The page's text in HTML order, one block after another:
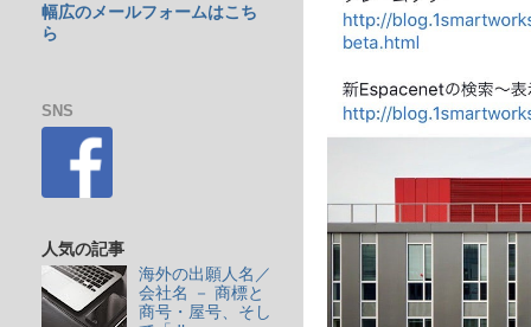
幅広のメールフォームはこち
ら
SNS
人気の記事
海外の出願人名／
会社名 － 商標と
商号・屋号、そし